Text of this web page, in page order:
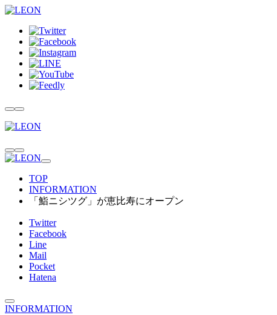
TOP
INFORMATION
「鮨ニシツグ」が恵比寿にオープン
Twitter
Facebook
Line
Mail
Pocket
Hatena
INFORMATION